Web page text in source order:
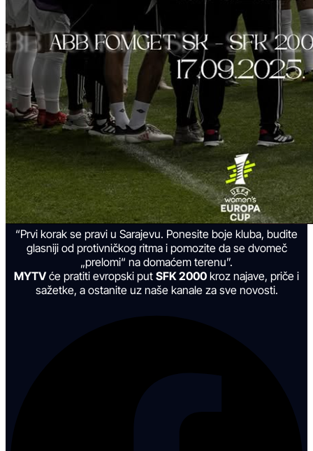
“Prvi korak se pravi u Sarajevu. Ponesite boje kluba, budite
glasniji od protivničkog ritma i pomozite da se dvomeč
„prelomi“ na domaćem terenu”.
MYTVće pratiti evropski put SFK 2000 kroz najave, priče i
sažetke, a ostanite uz naše kanale za sve novosti.